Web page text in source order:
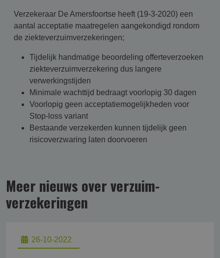
Verzekeraar De Amersfoortse heeft (19-3-2020) een
aantal acceptatie maatregelen aangekondigd rondom
de ziekteverzuimverzekeringen;
Tijdelijk handmatige beoordeling offerteverzoeken
ziekteverzuimverzekering dus langere
verwerkingstijden
Minimale wachttijd bedraagt voorlopig 30 dagen
Voorlopig geen acceptatiemogelijkheden voor
Stop-loss variant
Bestaande verzekerden kunnen tijdelijk geen
risicoverzwaring laten doorvoeren
Meer nieuws over verzuim­
verzekering­en
26-10-2022